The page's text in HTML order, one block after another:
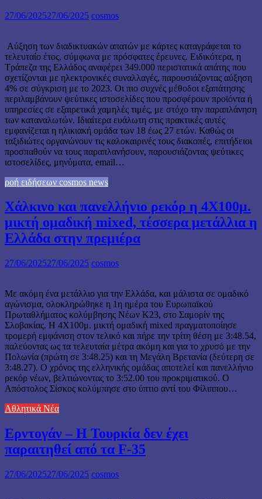
27/06/202527/06/2025 cosmos
Αύξηση των διαδικτυακών απατών με κάρτες καταγράφεται το
τελευταίο έτος, σύμφωνα με πρόσφατες έρευνες. Ειδικότερα, η
Τράπεζα της Ελλάδος αναφέρει 349.000 περιστατικά απάτης που
σχετίζονται με ηλεκτρονικές συναλλαγές, παρουσιάζοντας αύξηση
4% σε σύγκριση με το 2023. Οι πιο συχνές μέθοδοι εξαπάτησης
περιλαμβάνουν ψεύτικες ιστοσελίδες που προσφέρουν προϊόντα ή
υπηρεσίες σε εξαιρετικά χαμηλές τιμές, με στόχο την παραπλάνηση
των καταναλωτών. Ιδιαίτερα ευάλωτη στις πρακτικές αυτές
εμφανίζεται η ηλικιακή ομάδα των 18 έως 27 ετών. Καθώς οι
ταξιδιώτες οργανώνουν τις καλοκαιρινές τους διακοπές, επιτήδειοι
προσπαθούν να τους παραπλανήσουν, παρουσιάζοντας ψεύτικες
ιστοσελίδες, μηνύματα, email…
ροή ειδήσεων cosmos news
Χάλκινο και πανελλήνιο ρεκόρ η 4Χ100μ.
μικτή ομαδική mixed, τέσσερα μετάλλια η
Ελλάδα στην πρεμιέρα
27/06/202527/06/2025 cosmos
Με ακόμη ένα μετάλλιο για την Ελλάδα, και μάλιστα σε ομαδικό
αγώνισμα, ολοκληρώθηκε η 1η ημέρα του Ευρωπαϊκού
Πρωταθλήματος κολύμβησης Νέων Κ23, στο Σαμορίν της
Σλοβακίας. Η 4Χ100μ. μικτή ομαδική mixed πραγματοποίησε
τρομερή εμφάνιση στον τελικό και πήρε την τρίτη θέση με 3:48.54,
παλεύοντας ως τα τελευταία μέτρα ακόμη και για το χρυσό με την
Πολωνία (πρώτη σε 3:48.25) και τη Μεγάλη Βρετανία (δεύτερη σε
3:48.27). Ο χρόνος της ελληνικής ομάδας αποτελεί και πανελλήνιο
ρεκόρ νέων, βελτιώνοντας το 3:52.00 του προκριματικού. Ο
Απόστολος Σίσκος κολύμπησε στο ύπτιο αντί του Φίλιππου…
Αθλητικά Νέα
Ερντογάν – H Τουρκία δεν έχει
παραιτηθεί από τα F-35
27/06/202527/06/2025 cosmos